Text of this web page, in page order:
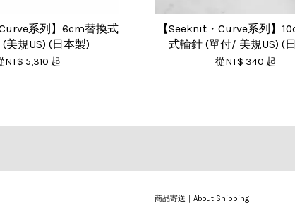
系列】6cm替換式
美規US) (日本製)
NT$ 5,310 起
【Seeknit・Curve系列】
式輪針 (單付/ 美規US) (
從NT$ 340 起
商品寄送｜About Shipping